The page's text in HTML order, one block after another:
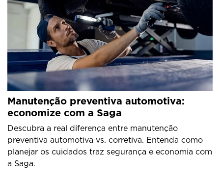
Manutenção preventiva automotiva:
economize com a Saga
Descubra a real diferença entre manutenção
preventiva automotiva vs. corretiva. Entenda como
planejar os cuidados traz segurança e economia com
a Saga.